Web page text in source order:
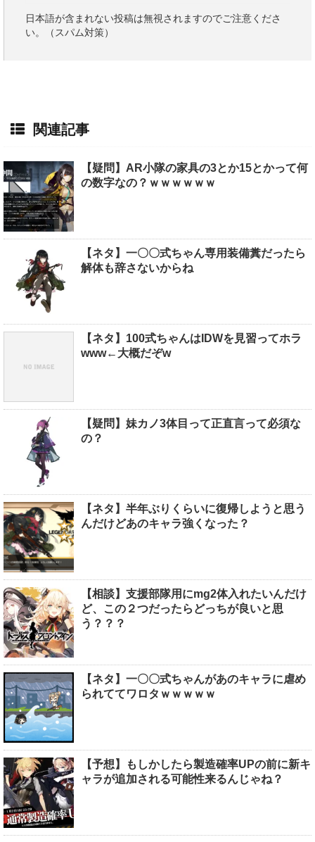
日本語が含まれない投稿は無視されますのでご注意くださ
い。（スパム対策）
関連記事
【疑問】AR小隊の家具の3とか15とかって何
の数字なの？ｗｗｗｗｗｗ
【ネタ】一〇〇式ちゃん専用装備糞だったら
解体も辞さないからね
【ネタ】100式ちゃんはIDWを見習ってホラ
www←大概だぞw
【疑問】妹カノ3体目って正直言って必須な
の？
【ネタ】半年ぶりくらいに復帰しようと思う
んだけどあのキャラ強くなった？
【相談】支援部隊用にmg2体入れたいんだけ
ど、この２つだったらどっちが良いと思
う？？？
【ネタ】一〇〇式ちゃんがあのキャラに虐め
られててワロタｗｗｗｗｗ
【予想】もしかしたら製造確率UPの前に新キ
ャラが追加される可能性来るんじゃね？